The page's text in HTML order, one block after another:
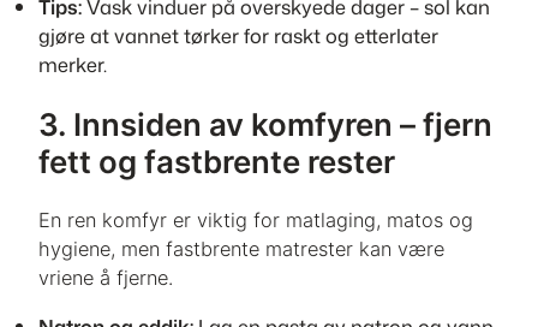
Tips:Vask vinduer på overskyede dager – sol kan
gjøre at vannet tørker for raskt og etterlater
merker.
3. Innsiden av komfyren – fjern
fett og fastbrente rester
En ren komfyr er viktig for matlaging, matos og
hygiene, men fastbrente matrester kan være
vriene å fjerne.